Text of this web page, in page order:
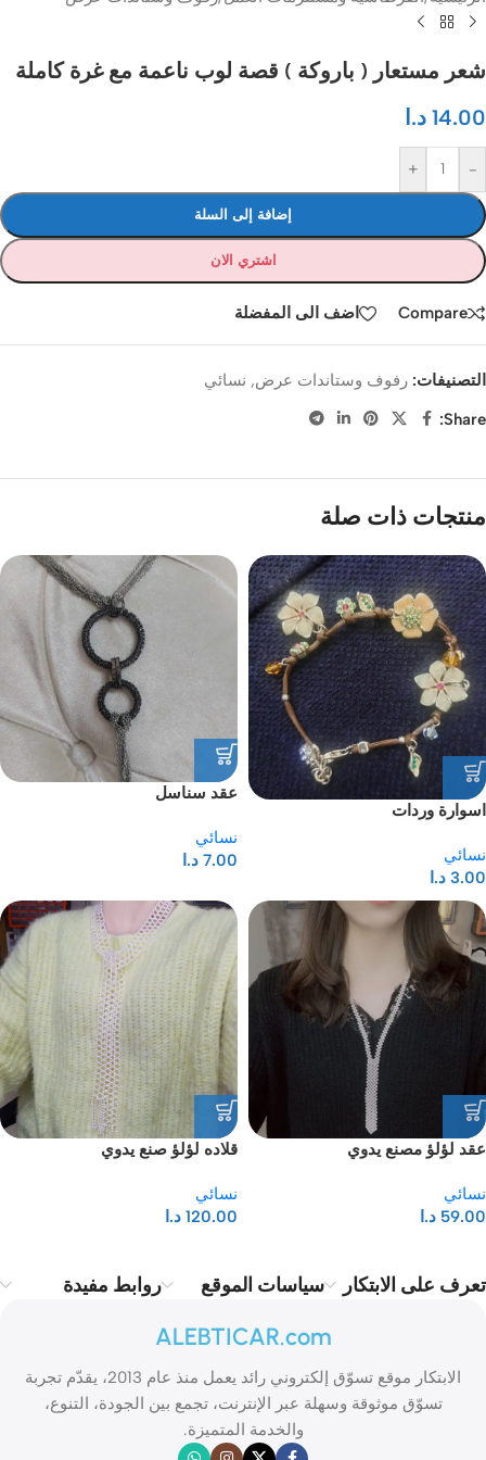
شعر مستعار ( باروكة ) قصة لوب ناعمة مع غرة كاملة
14.00 د.ا
-
+
إضافة إلى السلة
اشتري الان
Compare اضف الى المفضلة
التصنيفات: رفوف وستاندات عرض, نسائي
Share:
منتجات ذات صلة
اسوارة وردات
نسائي
3.00 د.ا
عقد سناسل
نسائي
7.00 د.ا
عقد لؤلؤ مصنع يدوي
نسائي
59.00 د.ا
قلاده لؤلؤ صنع يدوي
نسائي
120.00 د.ا
تعرف على الابتكار سياسات الموقع روابط مفيدة
ALEBTICAR.com
الابتكار موقع تسوّق إلكتروني رائد يعمل منذ عام 2013، يقدّم تجربة
تسوّق موثوقة وسهلة عبر الإنترنت، تجمع بين الجودة، التنوع،
والخدمة المتميزة.